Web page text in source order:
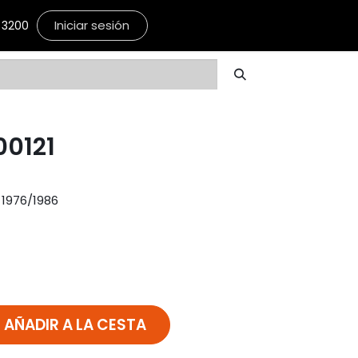
Iniciar sesión
1976/1986
AÑADIR A LA CESTA